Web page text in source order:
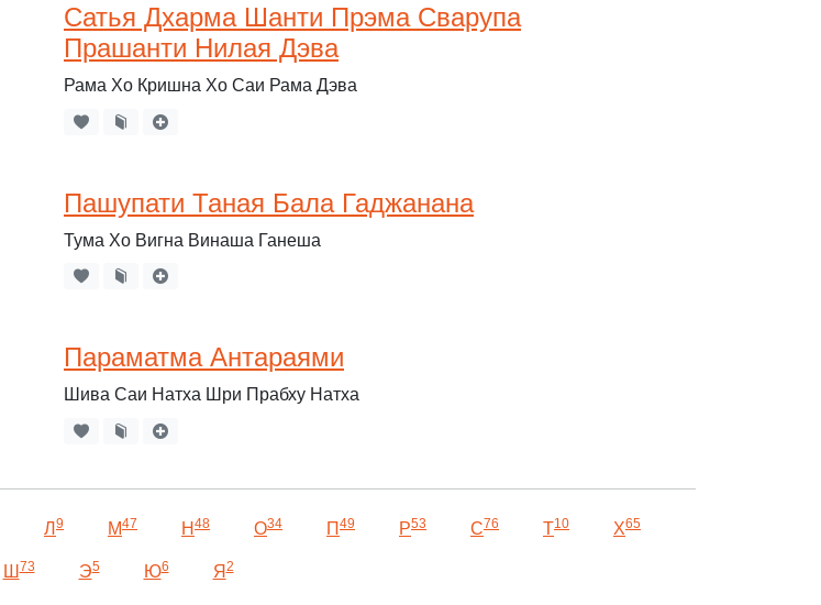
Сатья Дхарма Шанти Прэма Сварупа
Прашанти Нилая Дэва
Рама Хо Кришна Хо Саи Рама Дэва
Пашупати Таная Бала Гаджанана
Тума Хо Вигна Винаша Ганеша
Параматма Антараями
Шива Саи Натха Шри Прабху Натха
Л 9 М47 Н 48 О34 П 49 Р53 С76 Т10 Х65
Ш73 Э5 Ю6 Я2